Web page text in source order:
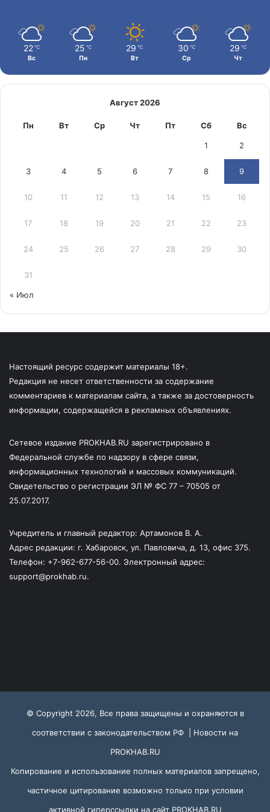
22 ℃
Вс
25 ℃
Пн
29 ℃
Вт
30 ℃
Ср
29 ℃
Чт
Август 2026
Пн Вт Ср Чт Пт Сб Вс
1 2
3 4 5 6 7 8 9
10 11 12 13 14 15 16
17 18 19 20 21 22 23
24 25 26 27 28 29 30
31
« Июл
Настоящий ресурс содержит материалы 18+.
Редакция не несет ответственности за содержание
комментариев к материалам сайта, а также за достоверность
информации, содержащейся в рекламных объявлениях.
Сетевое издание PROKHAB.RU зарегистрировано в
Федеральной службе по надзору в сфере связи,
информационных технологий и массовых коммуникаций.
Свидетельство о регистрации ЭЛ № ФС 77 – 70505 от
25.07.2017.
Учредитель и главный редактор: Артамонов В. А.
Адрес редакции: г. Хабаровск, ул. Павловича, д. 13, офис 375.
Телефон: +7-962-677-56-00. Электронный адрес:
support@prokhab.ru.
© Copyright 2026, Все права защищены и охраняются в
соответствии с законодательством РФ | Новости на
PROKHAB.RU
Копирование и использование полных материалов запрещено,
частичное цитирование возможно только при условии
активной гиперссылки на сайт PROKHAB.RU